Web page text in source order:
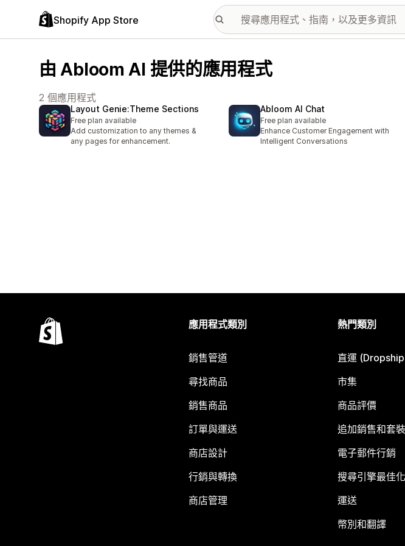
Shopify App Store
由 Abloom AI 提供的應用程式
2 個應用程式
Layout Genie:Theme Sections
Free plan available
Add customization to any themes &
any pages for enhancement.
Abloom AI Chat
Free plan available
Enhance Customer Engagement with
Intelligent Conversations
應用程式類別
銷售管道
尋找商品
銷售商品
訂單與運送
商店設計
行銷與轉換
商店管理
熱門類別
直運
市集
商品評價
追加銷售和套
電子郵件行銷
搜尋引擎最佳
運送
幣別和翻譯